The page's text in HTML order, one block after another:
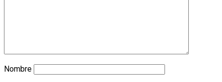
Nombre